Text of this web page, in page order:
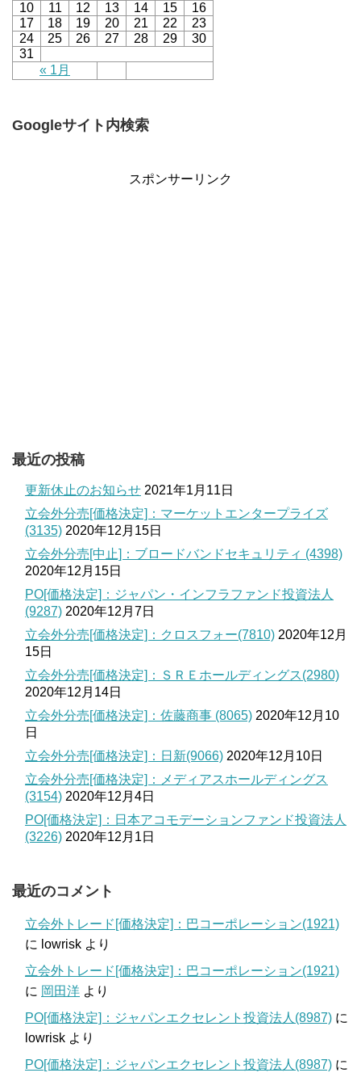
« 1月
10
11 12 13 14 15
16
17
18 19 20 21 22
23
24
25 26 27 28 29
30
31
Googleサイト内検索
スポンサーリンク
最近の投稿
更新休止のお知らせ 2021年1月11日
立会外分売[価格決定]：マーケットエンタープライズ
(3135) 2020年12月15日
立会外分売[中止]：ブロードバンドセキュリティ (4398)
2020年12月15日
PO[価格決定]：ジャパン・インフラファンド投資法人
(9287) 2020年12月7日
立会外分売[価格決定]：クロスフォー(7810) 2020年12月
15日
立会外分売[価格決定]：ＳＲＥホールディングス(2980)
2020年12月14日
立会外分売[価格決定]：佐藤商事 (8065) 2020年12月10
日
立会外分売[価格決定]：日新(9066) 2020年12月10日
立会外分売[価格決定]：メディアスホールディングス
(3154) 2020年12月4日
PO[価格決定]：日本アコモデーションファンド投資法人
(3226) 2020年12月1日
最近のコメント
立会外トレード[価格決定]：巴コーポレーション(1921)
に lowrisk より
立会外トレード[価格決定]：巴コーポレーション(1921)
に 岡田洋 より
PO[価格決定]：ジャパンエクセレント投資法人(8987) に
lowrisk より
PO[価格決定]：ジャパンエクセレント投資法人(8987) に